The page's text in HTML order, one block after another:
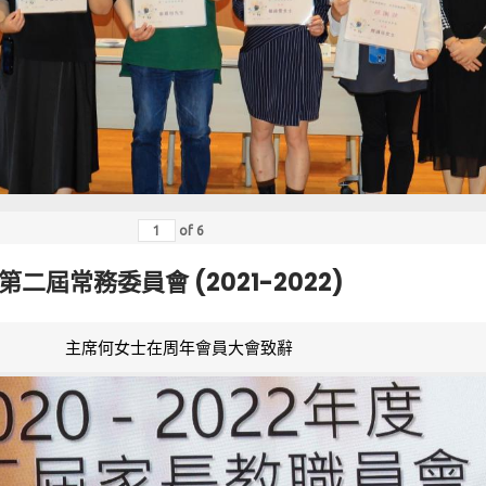
of 6
二屆常務委員會 (2021-2022)
主席何女士在周年會員大會致辭